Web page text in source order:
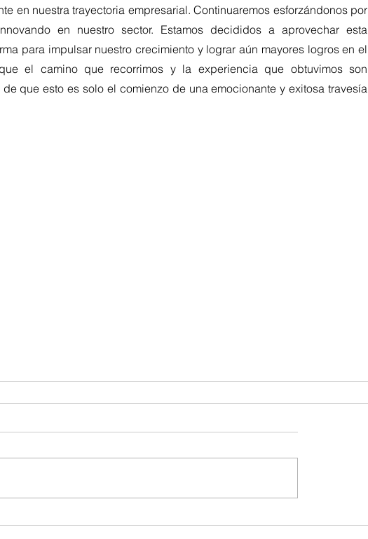
en nuestra trayectoria empresarial. Continuaremos esforzándonos por
en nuestro sector. Estamos decididos a aprovechar esta
para impulsar nuestro crecimiento y lograr aún mayores logros en el
el camino que recorrimos y la experiencia que obtuvimos son
que esto es solo el comienzo de una emocionante y exitosa travesía